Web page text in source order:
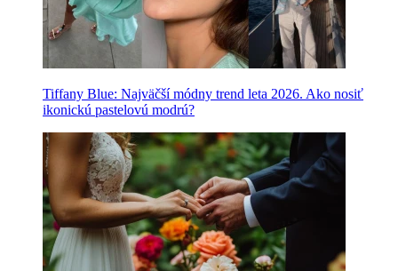
Tiffany Blue: Najväčší módny trend leta 2026. Ako nosiť
ikonickú pastelovú modrú?